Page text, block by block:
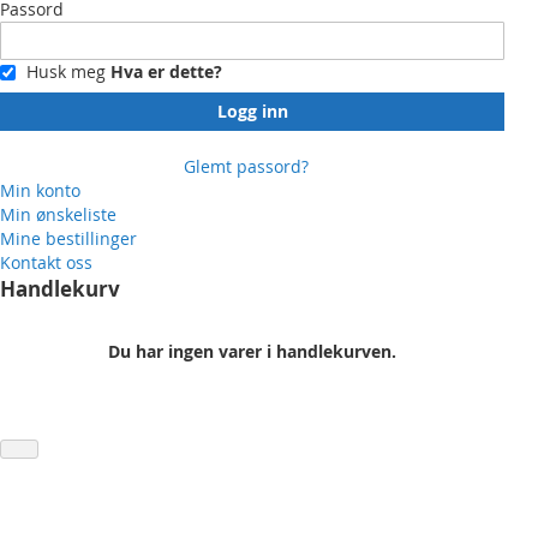
Passord
Husk meg Hva er dette?
Logg inn
Glemt passord?
Min konto
Min ønskeliste
Mine bestillinger
Kontakt oss
Handlekurv
Du har ingen varer i handlekurven.